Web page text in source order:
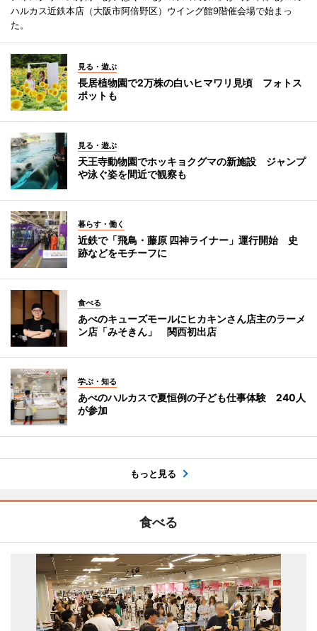
ハルカス近鉄本店（大阪市阿倍野区）ウイング館9階催会場で始まっ
た。
見る・遊ぶ
長居植物園で2万株の白いヒマワリ見頃 フォトス
ポットも
見る・遊ぶ
天王寺動物園でホッキョクグマの新施設 ジャンプ
や泳ぐ姿を間近で観察も
暮らす・働く
近鉄で「飛鳥・藤原 四神ライナー」運行開始 史
跡などをモチーフに
食べる
あべのキューズモールにヒカキンさん店主のラーメ
ン店「みそきん」 関西初出店
学ぶ・知る
あべのハルカスで夏恒例の子ども仕事体験 240人
が参加
もっと見る
食べる